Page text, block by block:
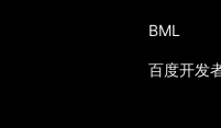
BML
百度开发